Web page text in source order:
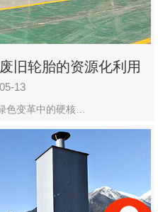
旧轮胎的资源化利用
13
色变革中的硬核…